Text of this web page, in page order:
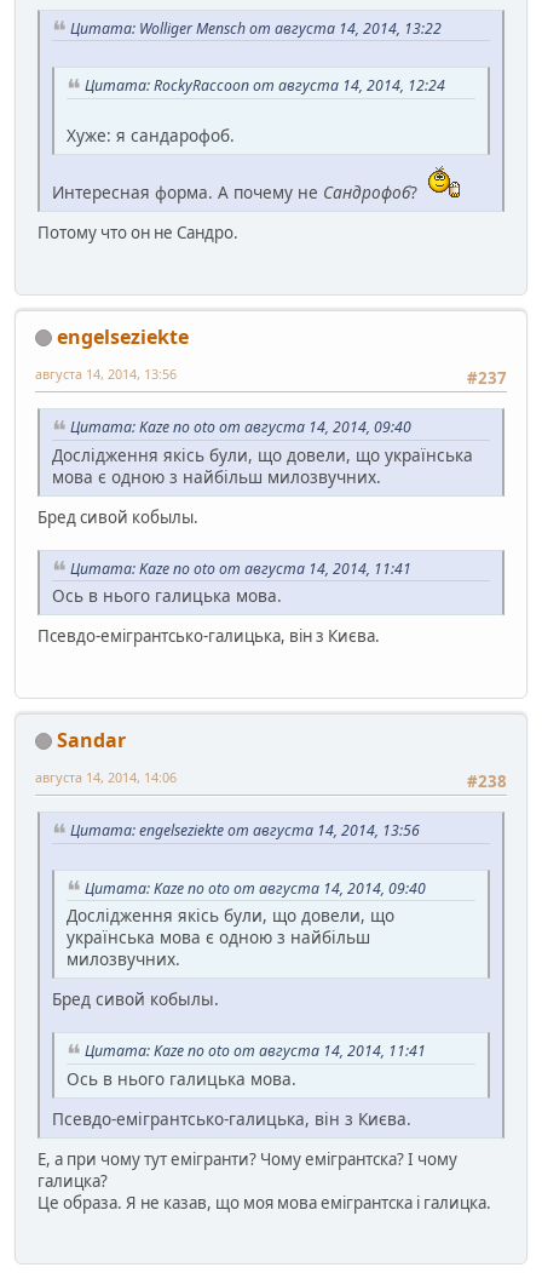
Цитата: Wolliger Mensch от августа 14, 2014, 13:22
Цитата: RockyRaccoon от августа 14, 2014, 12:24
Хуже: я сандарофоб.
Интересная форма. А почему не Сандрофоб?
Потому что он не Сандро.
engelseziekte
#237
августа 14, 2014, 13:56
Цитата: Kaze no oto от августа 14, 2014, 09:40
Дослідження якісь були, що довели, що українська
мова є одною з найбільш милозвучних.
Бред сивой кобылы.
Цитата: Kaze no oto от августа 14, 2014, 11:41
Ось в нього галицька мова.
Псевдо-емігрантсько-галицька, він з Києва.
Sandar
#238
августа 14, 2014, 14:06
Цитата: engelseziekte от августа 14, 2014, 13:56
Цитата: Kaze no oto от августа 14, 2014, 09:40
Дослідження якісь були, що довели, що
українська мова є одною з найбільш
милозвучних.
Бред сивой кобылы.
Цитата: Kaze no oto от августа 14, 2014, 11:41
Ось в нього галицька мова.
Псевдо-емігрантсько-галицька, він з Києва.
Е, а при чому тут емігранти? Чому емігрантска? І чому
галицка?
Це образа. Я не казав, що моя мова емігрантска і галицка.